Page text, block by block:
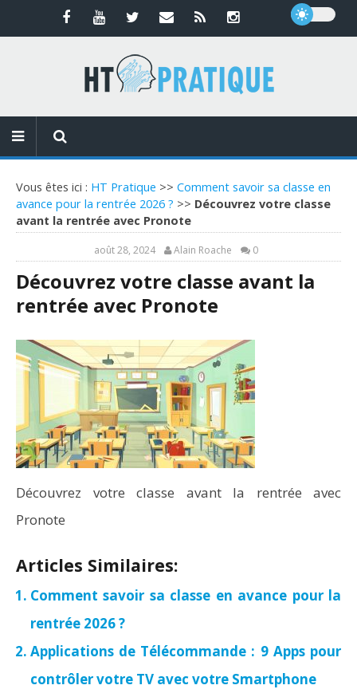
Vous êtes ici : HT Pratique >> Comment savoir sa classe en
avance pour la rentrée 2026 ? >> Découvrez votre classe
avant la rentrée avec Pronote
août 28, 2024 Alain Roache 0
Découvrez votre classe avant la
rentrée avec Pronote
Découvrez votre classe avant la rentrée avec
Pronote
Articles Similaires:
Comment savoir sa classe en avance pour la
rentrée 2026 ?
Applications de Télécommande : 9 Apps pour
contrôler votre TV avec votre Smartphone